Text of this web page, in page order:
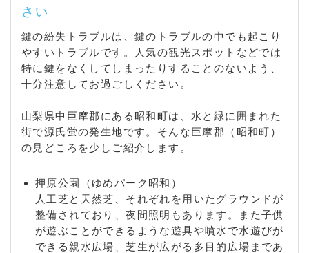
さい
鍵の紛失トラブルは、鍵のトラブルの中でも起こり
やすいトラブルです。人気の観光スポットなどでは
特に鍵をなくしてしまったりすることのないよう、
十分注意してお過ごしください。
山梨県中巨摩郡にある昭和町は、水と緑に囲まれた
街で源氏蛍の発生地です。そんな巨摩郡（昭和町）
の見どころを少しご紹介します。
押原公園（ゆめパーク昭和）
人工芝と天然芝、それぞれを用いたグラウンドが
整備されており、夜間照明もあります。また子供
が遊ぶことができるような遊具や噴水で水遊びが
できる親水広場、芝生が広がる多目的広場まであ